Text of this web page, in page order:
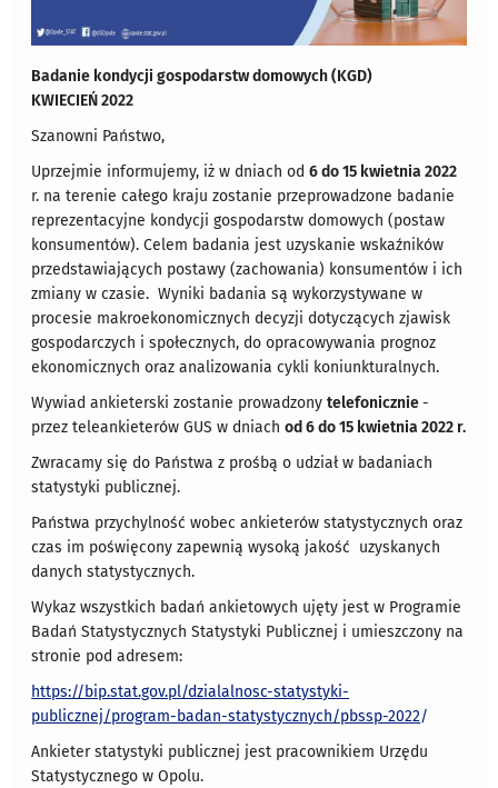
Badanie kondycji gospodarstw domowych (KGD)
KWIECIEŃ 2022
Szanowni Państwo,
Uprzejmie informujemy, iż w dniach od6 do 15 kwietnia 2022
r. na terenie całego kraju zostanie przeprowadzone badanie
reprezentacyjne kondycji gospodarstw domowych (postaw
konsumentów). Celem badania jest uzyskanie wskaźników
przedstawiających postawy (zachowania) konsumentów i ich
zmiany w czasie. Wyniki badania są wykorzystywane w
procesie makroekonomicznych decyzji dotyczących zjawisk
gospodarczych i społecznych, do opracowywania prognoz
ekonomicznych oraz analizowania cykli koniunkturalnych.
Wywiad ankieterski zostanie prowadzonytelefonicznie-
przez teleankieterów GUS w dniachod 6 do 15 kwietnia 2022 r.
Zwracamy się do Państwa z prośbą o udział w badaniach
statystyki publicznej.
Państwa przychylność wobec ankieterów statystycznych oraz
czas im poświęcony zapewnią wysoką jakość uzyskanych
danych statystycznych.
Wykaz wszystkich badań ankietowych ujęty jest w Programie
Badań Statystycznych Statystyki Publicznej i umieszczony na
stronie pod adresem:
https://bip.stat.gov.pl/dzialalnosc-statystyki-
publicznej/program-badan-statystycznych/pbssp-2022/
Ankieter statystyki publicznej jest pracownikiem Urzędu
Statystycznego w Opolu.